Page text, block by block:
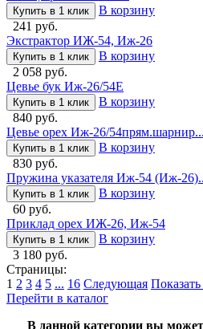
Купить в 1 клик
В корзину
241 руб.
Экстрактор ИЖ-54, Иж-26
Купить в 1 клик
В корзину
2 058 руб.
Цевье бук Иж-26/54Е
Купить в 1 клик
В корзину
840 руб.
Цевье орех Иж-26/54прям.шарнир...
Купить в 1 клик
В корзину
830 руб.
Пружина указателя Иж-54 (Иж-
Купить в 1 клик
В корзину
60 руб.
Приклад орех ИЖ-26, Иж-54
Купить в 1 клик
В корзину
3 180 руб.
Страницы:
1 2 3 4 5 ... 16 Следующая Показать
Перейти в каталог
В данной категории вы